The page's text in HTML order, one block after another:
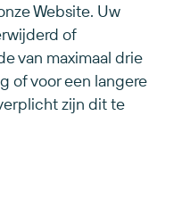
Website. Uw
of
van maximaal drie
of voor een langere
zijn dit te